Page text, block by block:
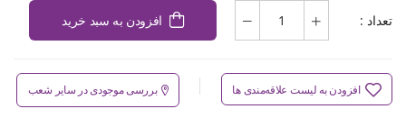
تعداد : افزودن به سبد خرید
افزودن به لیست علاقه‌مندی ها بررسی موجودی در سایر شعب